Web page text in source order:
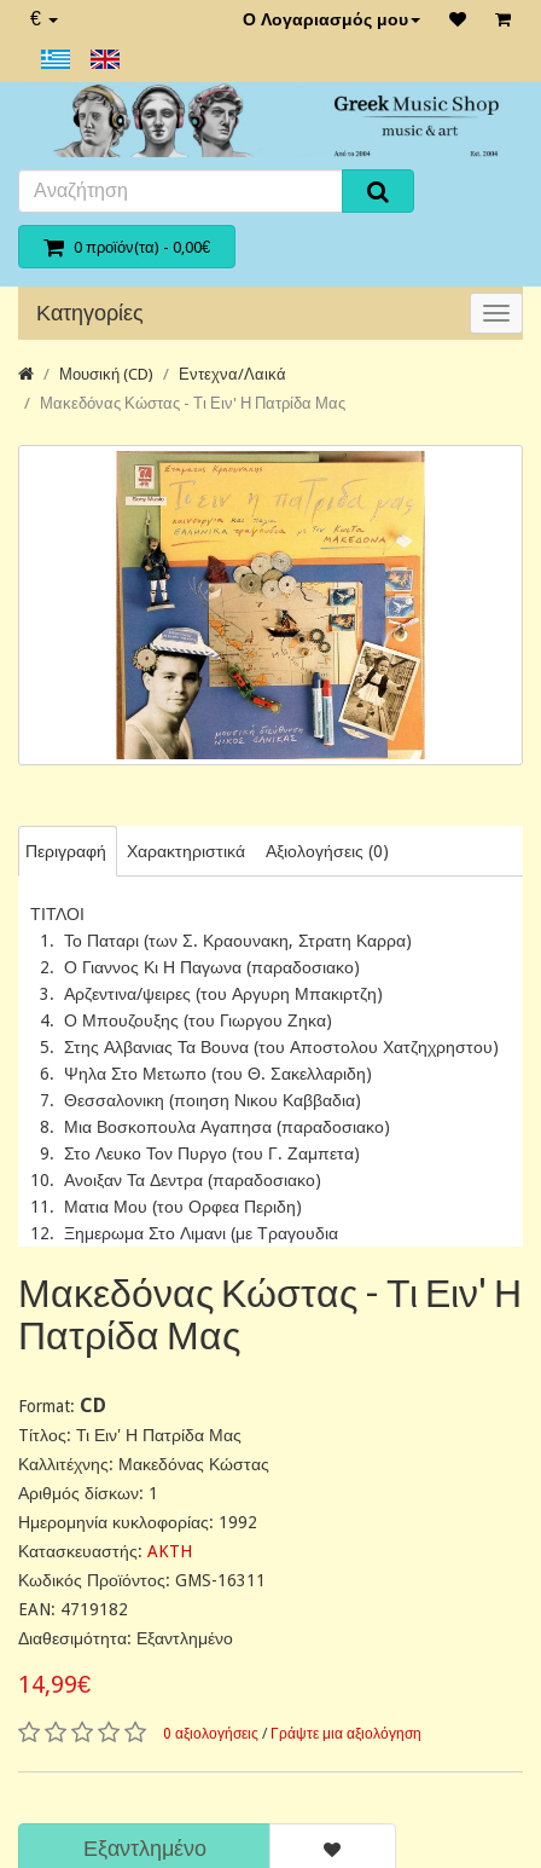
€ Ο Λογαριασμός μου
0 προϊόν(τα) - 0,00€
Κατηγορίες
Μουσική (CD)
Εντεχνα/Λαικά
Μακεδόνας Κώστας - Τι Ειν' Η Πατρίδα Μας
Περιγραφή Χαρακτηριστικά Αξιολογήσεις (0)
ΤΙΤΛΟΙ
1. Το Παταρι (των Σ. Κραουνακη, Στρατη Καρρα)
2. Ο Γιαννος Κι Η Παγωνα (παραδοσιακο)
3. Αρζεντινα/ψειρες (του Αργυρη Μπακιρτζη)
4. Ο Μπουζουξης (του Γιωργου Ζηκα)
5. Στης Αλβανιας Τα Βουνα (του Αποστολου Χατζηχρηστου)
6. Ψηλα Στο Μετωπο (του Θ. Σακελλαριδη)
7. Θεσσαλονικη (ποιηση Νικου Καββαδια)
8. Μια Βοσκοπουλα Αγαπησα (παραδοσιακο)
9. Στο Λευκο Τον Πυργο (του Γ. Ζαμπετα)
10. Ανοιξαν Τα Δεντρα (παραδοσιακο)
11. Ματια Μου (του Ορφεα Περιδη)
12. Ξημερωμα Στο Λιμανι (με Τραγουδια
Μακεδόνας Κώστας - Τι Ειν' Η
Πατρίδα Μας
Format: CD
Tίτλος: Τι Ειν' Η Πατρίδα Μας
Καλλιτέχνης: Μακεδόνας Κώστας
Αριθμός δίσκων: 1
Ημερομηνία κυκλοφορίας: 1992
Κατασκευαστής: AKTH
Κωδικός Προϊόντος: GMS-16311
EAN: 4719182
Διαθεσιμότητα: Εξαντλημένο
14,99€
0 αξιολογήσεις / Γράψτε μια αξιολόγηση
Εξαντλημένο